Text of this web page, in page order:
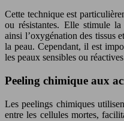
Cette technique est
ou résistantes. Elle stimule
ainsi l’oxygénation des tissus
la peau. Cependant, il est
les peaux sensibles ou
Peeling chimique aux
Les peelings chimiques
entre les cellules mortes,